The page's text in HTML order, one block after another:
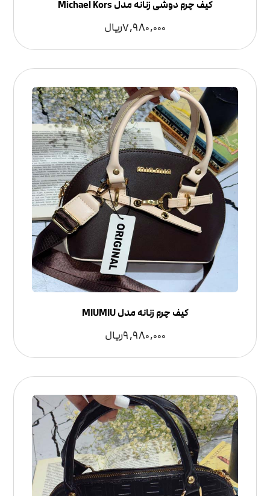
کیف چرم دوشی زنانه مدل Michael Kors
7,980,000ریال
کیف چرم زنانه مدل MIUMIU
9,980,000ریال